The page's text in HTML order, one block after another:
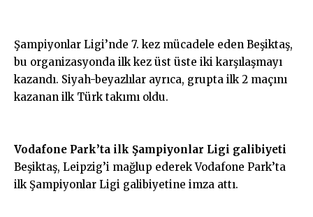
Şampiyonlar Ligi’nde 7. kez mücadele eden Beşiktaş,
bu organizasyonda ilk kez üst üste iki karşılaşmayı
kazandı. Siyah-beyazlılar ayrıca, grupta ilk 2 maçını
kazanan ilk Türk takımı oldu.
Vodafone Park’ta ilk Şampiyonlar Ligi galibiyeti
Beşiktaş, Leipzig’i mağlup ederek Vodafone Park’ta
ilk Şampiyonlar Ligi galibiyetine imza attı.